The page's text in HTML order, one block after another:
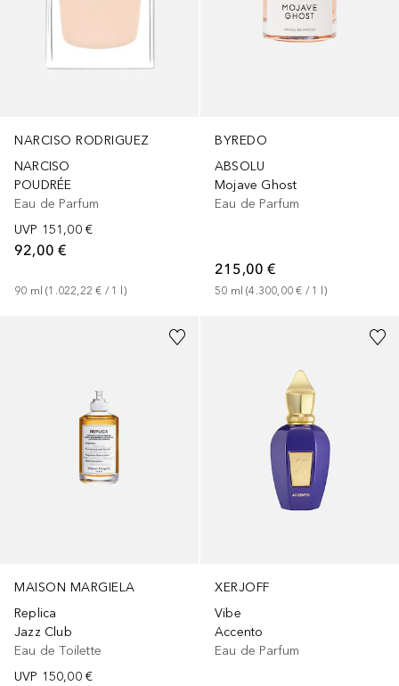
NARCISO RODRIGUEZ
NARCISO
POUDRÉE
Eau de Parfum
UVP 151,00 €
92,00 €
90 ml (1.022,22 € / 1 )
BYREDO
ABSOLU
Mojave Ghost
Eau de Parfum
215,00 €
50 ml (4.300,00 € / 1 )
MAISON MARGIELA
Replica
Jazz Club
Eau de Toilette
UVP 150,00 €
1Größe
XERJOFF
Vibe
Accento
Eau de Parfum
1Größe